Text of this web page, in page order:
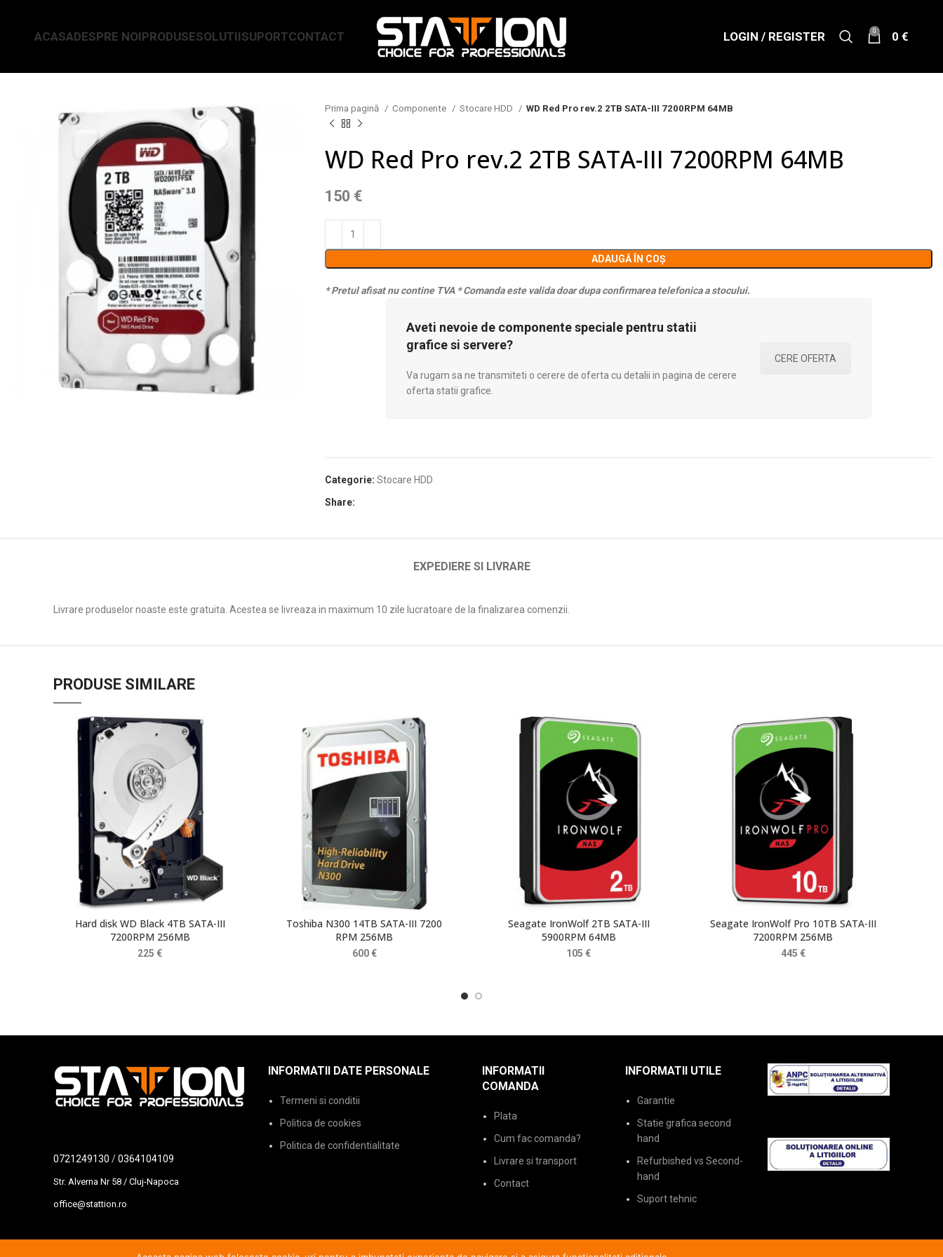
ACASADESPRE NOIPRODUSESOLUTIISUPORTCONTACT LOGIN / REGISTER 0 0€
Prima pagină Componente Stocare HDD WD Red Pro rev.2 2TB SATA-III 7200RPM 64MB
WD Red Pro rev.2 2TB SATA-III 7200RPM 64MB
150 €
ADAUGĂ ÎN COȘ
* Pretul afisat nu contine TVA * Comanda este valida doar dupa confirmarea telefonica a stocului.
Aveti nevoie de componente speciale pentru statii
grafice si servere?
Va rugam sa ne transmiteti o cerere de oferta cu detalii in pagina de cerere
oferta statii grafice.
CERE OFERTA
Categorie: Stocare HDD
Share:
EXPEDIERE SI LIVRARE
Livrare produselor noaste este gratuita. Acestea se livreaza in maximum 10 zile lucratoare de la finalizarea comenzii.
PRODUSE SIMILARE
Hard disk WD Black 4TB SATA-III
7200RPM 256MB
225 €
Toshiba N300 14TB SATA-III 7200
RPM 256MB
600 €
Seagate IronWolf 2TB SATA-III
5900RPM 64MB
105 €
Seagate IronWolf Pro 10TB SATA-III
7200RPM 256MB
445 €
0721249130 /0364104109
Str. Alverna Nr 58 / Cluj-Napoca
office@stattion.ro
INFORMATII DATE PERSONALE
Termeni si conditii
Politica de cookies
Politica de confidentialitate
INFORMATII
COMANDA
Plata
Cum fac comanda?
Livrare si transport
Contact
INFORMATII UTILE
Garantie
Statie grafica second
hand
Refurbished vs Second-
hand
Suport tehnic